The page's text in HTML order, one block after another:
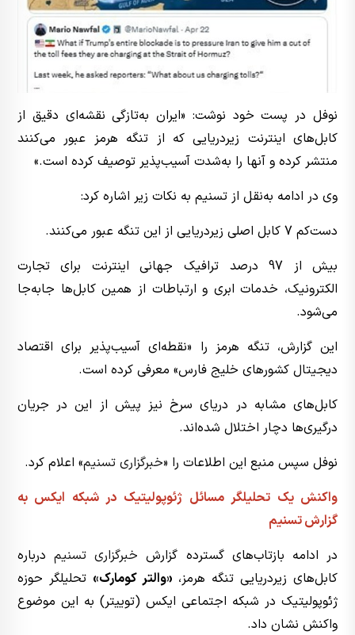
نوفل در پست خود نوشت: «ایران به‌تازگی نقشه‌ای دقیق از
کابل‌های اینترنت زیردریایی که از تنگه هرمز عبور می‌کنند
منتشر کرده و آنها را به‌شدت آسیب‌پذیر توصیف کرده است.»
وی در ادامه به‌نقل از تسنیم به نکات زیر اشاره کرد:
دست‌کم 7 کابل اصلی زیردریایی از این تنگه عبور می‌کنند.
بیش از 97 درصد ترافیک جهانی اینترنت برای تجارت
الکترونیک، خدمات ابری و ارتباطات از همین کابل‌ها جابه‌جا
می‌شود.
این گزارش، تنگه هرمز را «نقطه‌ای آسیب‌پذیر برای اقتصاد
دیجیتال کشورهای خلیج فارس» معرفی کرده است.
کابل‌های مشابه در دریای سرخ نیز پیش از این در جریان
درگیری‌ها دچار اختلال شده‌اند.
نوفل سپس منبع این اطلاعات را «خبرگزاری تسنیم» اعلام کرد.
واکنش یک تحلیلگر مسائل ژئوپولیتیک در شبکه ایکس به
گزارش تسنیم
در ادامه بازتاب‌های گسترده گزارش خبرگزاری تسنیمدرباره
کابل‌های زیردریایی تنگه هرمز، «والتر کومارک» تحلیلگر حوزه
ژئوپولیتیک در شبکه اجتماعی ایکس (توییتر) به این موضوع
واکنش نشان داد.